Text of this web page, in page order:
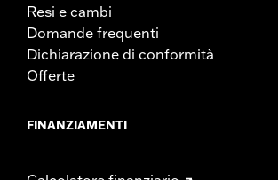
Resi e cambi
Domande frequenti
Dichiarazione di conformità
Offerte
FINANZIAMENTI